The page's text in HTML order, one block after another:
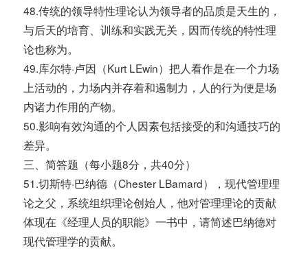
48.传统的领导特性理论认为领导者的品质是天生的，
与后天的培育、训练和实践无关，因而传统的特性理
论也称为。
49.库尔特·卢因（Kurt LEwin）把人看作是在一个力场
上活动的，力场内并存着和遏制力，人的行为便是场
内诸力作用的产物。
50.影响有效沟通的个人因素包括接受的和沟通技巧的
差异。
三、简答题（每小题8分，共40分）
51.切斯特·巴纳德（Chester LBamard），现代管理理
论之父，系统组织理论创始人，他对管理理论的贡献
体现在《经理人员的职能》一书中，请简述巴纳德对
现代管理学的贡献。